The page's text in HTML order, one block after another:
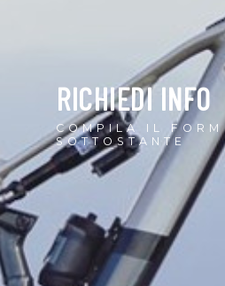
RICHIEDI INFO
COMPILA IL FORM
SOTTOSTANTE